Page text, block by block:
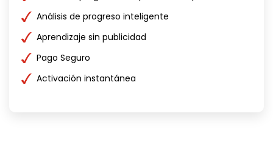
Análisis de progreso inteligente
Aprendizaje sin publicidad
Pago Seguro
Activación instantánea